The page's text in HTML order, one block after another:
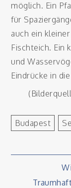
möglich. Ein
für
auch ein
Fischteich. Ein
und
Eindrücke in
Budapest